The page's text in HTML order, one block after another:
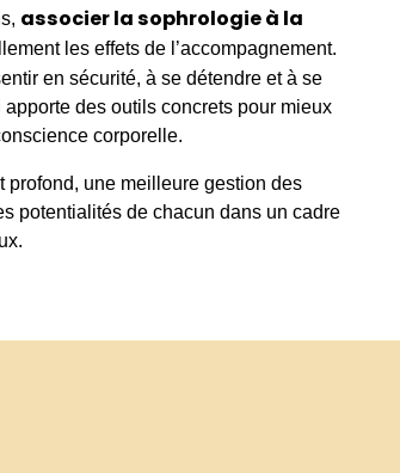
associer la sophrologie à la
les effets de l’accompagnement.
en sécurité, à se détendre et à se
des outils concrets pour mieux
corporelle.
une meilleure gestion des
potentialités de chacun dans un cadre